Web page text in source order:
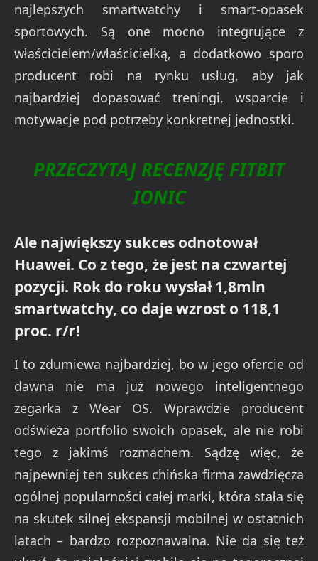
najlepszych smartwatchy i smart-opasek
sportowych. Są one mocno integrujące z
właścicielem/właścicielką, a dodatkowo sporo
producent robi na rynku usług, aby jak
najbardziej dopasować treningi, wsparcie i
motywacje pod potrzeby konkretnej jednostki.
PRZECZYTAJ RECENZJĘ FITBIT
IONIC
Ale największy sukces odnotował
Huawei. Co z tego, że jest na czwartej
pozycji. Rok do roku wysłał 1,8mln
smartwatchy, co daje wzrost o 118,1
proc. r/r!
I to zdumiewa najbardziej, bo w jego ofercie od
dawna nie ma już nowego inteligentnego
zegarka z Wear OS. Wprawdzie producent
odświeża portfolio swoich opasek, ale nie robi
tego z jakimś rozmachem. Sądzę więc, że
najpewniej ten sukces chińska firma zawdzięcza
ogólnej popularności całej marki, która stała się
na skutek silnej ekspansji mobilnej w ostatnich
latach – bardzo rozpoznawalna. Nie da się też